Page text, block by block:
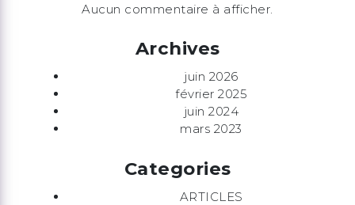
Aucun commentaire à afficher.
Archives
juin 2026
février 2025
juin 2024
mars 2023
Categories
ARTICLES